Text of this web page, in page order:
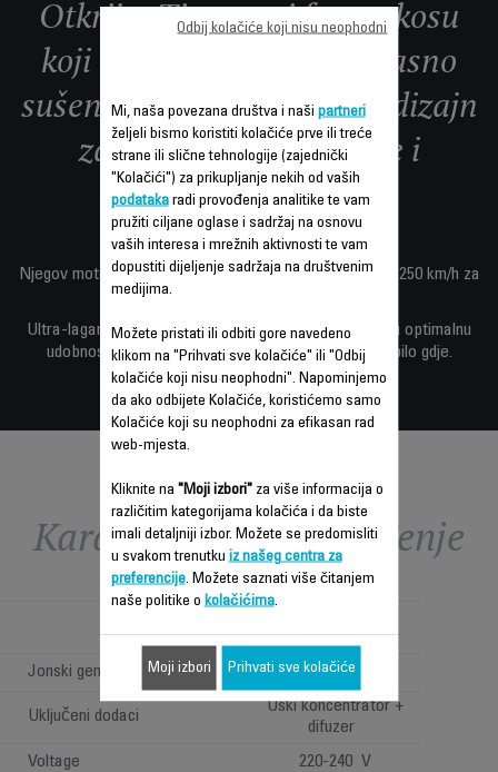
Otkrijte Tiny, novi fen za kosu
koji kombinuje visokoefikasno
sušenje i ultra-kompaktni dizajn
za izuzetno stilizovanje i
udobnost.
Njegov motor velike brzine isporučuje protok zraka do 250 km/h za
precizno i ​​efikasno stilizovanje.
Ultra-lagani dizajn i jednostavno rukovanje osiguravaju optimalnu
udobnost za savršeno visokoefikasno stilizovanje bilo gdje.
Karakteristike - Poređenje
(BLDC)
Jonski generator
Uključeni dodaci
Uski koncentrator +
difuzer
Voltage
220-240 V
Mi, naša povezana društva i naši partneri
željeli bismo koristiti kolačiće prve ili treće
strane ili slične tehnologije (zajednički
"Kolačići") za prikupljanje nekih od vaših
podatakaradi provođenja analitike te vam
pružiti ciljane oglase i sadržaj na osnovu
vaših interesa i mrežnih aktivnosti te vam
dopustiti dijeljenje sadržaja na društvenim
medijima.
Možete pristati ili odbiti gore navedeno
klikom na "Prihvati sve kolačiće" ili "Odbij
kolačiće koji nisu neophodni". Napominjemo
da ako odbijete Kolačiće, koristićemo samo
Kolačiće koji su neophodni za efikasan rad
web-mjesta.
Kliknite na "Moji izbori"za više informacija o
različitim kategorijama kolačića i da biste
imali detaljniji izbor. Možete se predomisliti
u svakom trenutku iz našeg centra za
preferencije. Možete saznati više čitanjem
naše politike o kolačićima.
Odbij kolačiće koji nisu neophodni
Moji izbori Prihvati sve kolačiće